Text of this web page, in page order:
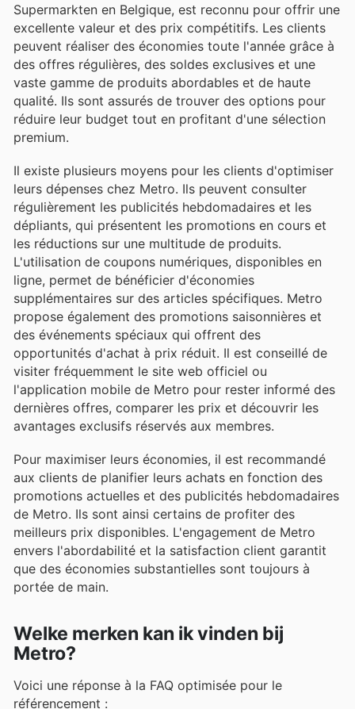
Supermarkten en Belgique, est reconnu pour offrir une
excellente valeur et des prix compétitifs. Les clients
peuvent réaliser des économies toute l'année grâce à
des offres régulières, des soldes exclusives et une
vaste gamme de produits abordables et de haute
qualité. Ils sont assurés de trouver des options pour
réduire leur budget tout en profitant d'une sélection
premium.
Il existe plusieurs moyens pour les clients d'optimiser
leurs dépenses chez Metro. Ils peuvent consulter
régulièrement les publicités hebdomadaires et les
dépliants, qui présentent les promotions en cours et
les réductions sur une multitude de produits.
L'utilisation de coupons numériques, disponibles en
ligne, permet de bénéficier d'économies
supplémentaires sur des articles spécifiques. Metro
propose également des promotions saisonnières et
des événements spéciaux qui offrent des
opportunités d'achat à prix réduit. Il est conseillé de
visiter fréquemment le site web officiel ou
l'application mobile de Metro pour rester informé des
dernières offres, comparer les prix et découvrir les
avantages exclusifs réservés aux membres.
Pour maximiser leurs économies, il est recommandé
aux clients de planifier leurs achats en fonction des
promotions actuelles et des publicités hebdomadaires
de Metro. Ils sont ainsi certains de profiter des
meilleurs prix disponibles. L'engagement de Metro
envers l'abordabilité et la satisfaction client garantit
que des économies substantielles sont toujours à
portée de main.
Welke merken kan ik vinden bij
Metro?
Voici une réponse à la FAQ optimisée pour le
référencement :